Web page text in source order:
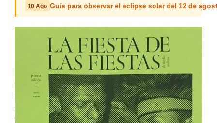
10 Ago Guía para observar el eclipse solar del 12 de